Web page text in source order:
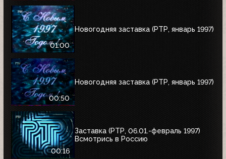
01:00
Новогодняя заставка (РТР, январь 1997)
00:50
Новогодняя заставка (РТР, январь 1997)
00:16
Заставка (РТР, 06.01.-февраль 1997)
Всмотрись в Россию